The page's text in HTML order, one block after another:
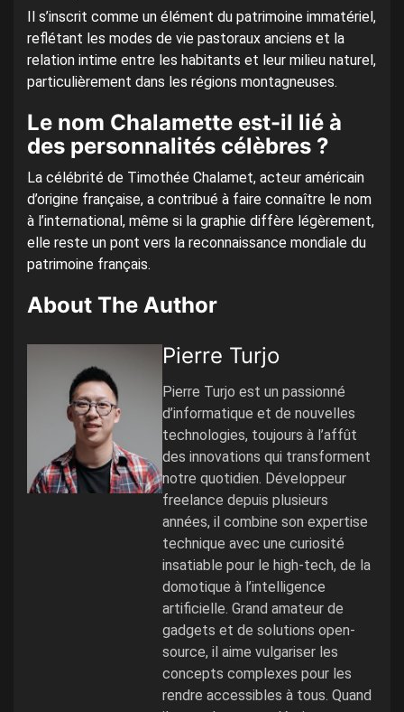
Il s’inscrit comme un élément du patrimoine immatériel,
reflétant les modes de vie pastoraux anciens et la
relation intime entre les habitants et leur milieu naturel,
particulièrement dans les régions montagneuses.
Le nom Chalamette est-il lié à
des personnalités célèbres ?
La célébrité de Timothée Chalamet, acteur américain
d’origine française, a contribué à faire connaître le nom
à l’international, même si la graphie diffère légèrement,
elle reste un pont vers la reconnaissance mondiale du
patrimoine français.
About The Author
Pierre Turjo
Pierre Turjo est un passionné
d’informatique et de nouvelles
technologies, toujours à l’affût
des innovations qui transforment
notre quotidien. Développeur
freelance depuis plusieurs
années, il combine son expertise
technique avec une curiosité
insatiable pour le high-tech, de la
domotique à l’intelligence
artificielle. Grand amateur de
gadgets et de solutions open-
source, il aime vulgariser les
concepts complexes pour les
rendre accessibles à tous. Quand